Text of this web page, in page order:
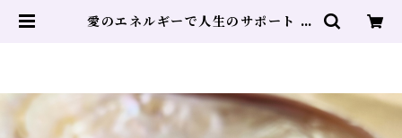
愛のエネルギーで人生のサポート マ